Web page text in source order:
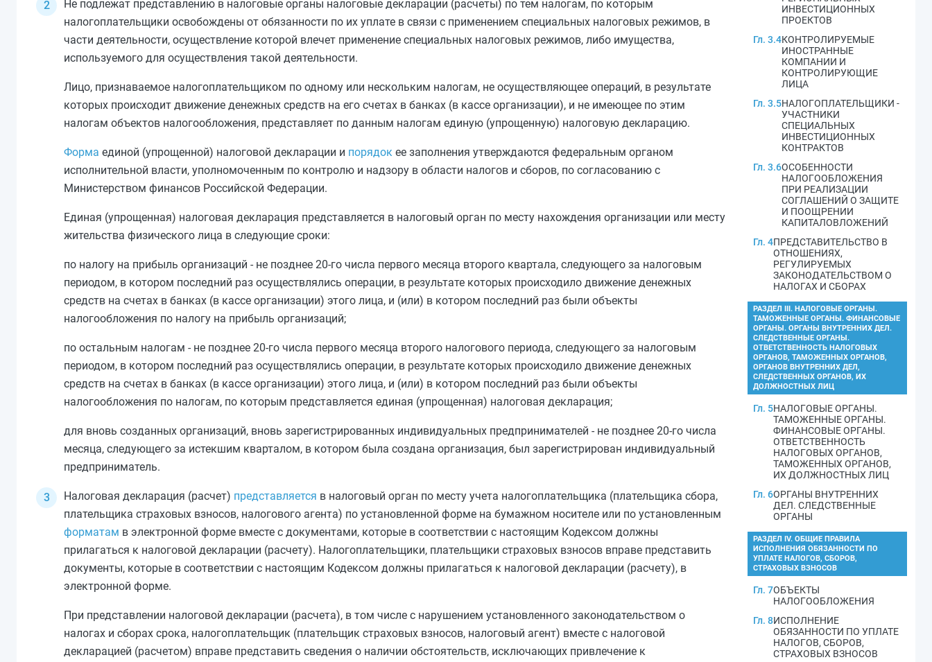
Не подлежат представлению в налоговые органы налоговые декларации (расчеты) по тем налогам, по которым
налогоплательщики освобождены от обязанности по их уплате в связи с применением специальных налоговых режимов, в
части деятельности, осуществление которой влечет применение специальных налоговых режимов, либо имущества,
используемого для осуществления такой деятельности.
Лицо, признаваемое налогоплательщиком по одному или нескольким налогам, не осуществляющее операций, в результате
которых происходит движение денежных средств на его счетах в банках (в кассе организации), и не имеющее по этим
налогам объектов налогообложения, представляет по данным налогам единую (упрощенную) налоговую декларацию.
Форма единой (упрощенной) налоговой декларации и порядок ее заполнения утверждаются федеральным органом
исполнительной власти, уполномоченным по контролю и надзору в области налогов и сборов, по согласованию с
Министерством финансов Российской Федерации.
Единая (упрощенная) налоговая декларация представляется в налоговый орган по месту нахождения организации или месту
жительства физического лица в следующие сроки:
по налогу на прибыль организаций - не позднее 20-го числа первого месяца второго квартала, следующего за налоговым
периодом, в котором последний раз осуществлялись операции, в результате которых происходило движение денежных
средств на счетах в банках (в кассе организации) этого лица, и (или) в котором последний раз были объекты
налогообложения по налогу на прибыль организаций;
по остальным налогам - не позднее 20-го числа первого месяца второго налогового периода, следующего за налоговым
периодом, в котором последний раз осуществлялись операции, в результате которых происходило движение денежных
средств на счетах в банках (в кассе организации) этого лица, и (или) в котором последний раз были объекты
налогообложения по налогам, по которым представляется единая (упрощенная) налоговая декларация;
для вновь созданных организаций, вновь зарегистрированных индивидуальных предпринимателей - не позднее 20-го числа
месяца, следующего за истекшим кварталом, в котором была создана организация, был зарегистрирован индивидуальный
предприниматель.
Налоговая декларация (расчет) представляется в налоговый орган по месту учета налогоплательщика (плательщика сбора,
плательщика страховых взносов, налогового агента) по установленной форме на бумажном носителе или по установленным
форматам в электронной форме вместе с документами, которые в соответствии с настоящим Кодексом должны
прилагаться к налоговой декларации (расчету). Налогоплательщики, плательщики страховых взносов вправе представить
документы, которые в соответствии с настоящим Кодексом должны прилагаться к налоговой декларации (расчету), в
электронной форме.
При представлении налоговой декларации (расчета), в том числе с нарушением установленного законодательством о
налогах и сборах срока, налогоплательщик (плательщик страховых взносов, налоговый агент) вместе с налоговой
декларацией (расчетом) вправе представить сведения о наличии обстоятельств, исключающих привлечение к
ИНВЕСТИЦИОННЫХ
ПРОЕКТОВ
Гл. 3.4КОНТРОЛИРУЕМЫЕ
ИНОСТРАННЫЕ
КОМПАНИИ И
КОНТРОЛИРУЮЩИЕ
ЛИЦА
Гл. 3.5НАЛОГОПЛАТЕЛЬЩИКИ -
УЧАСТНИКИ
СПЕЦИАЛЬНЫХ
ИНВЕСТИЦИОННЫХ
КОНТРАКТОВ
Гл. 3.6ОСОБЕННОСТИ
НАЛОГООБЛОЖЕНИЯ
ПРИ РЕАЛИЗАЦИИ
СОГЛАШЕНИЙ О ЗАЩИТЕ
И ПООЩРЕНИИ
КАПИТАЛОВЛОЖЕНИЙ
Гл. 4ПРЕДСТАВИТЕЛЬСТВО В
ОТНОШЕНИЯХ,
РЕГУЛИРУЕМЫХ
ЗАКОНОДАТЕЛЬСТВОМ О
НАЛОГАХ И СБОРАХ
РАЗДЕЛ III. НАЛОГОВЫЕ ОРГАНЫ.
ТАМОЖЕННЫЕ ОРГАНЫ. ФИНАНСОВЫЕ
ОРГАНЫ. ОРГАНЫ ВНУТРЕННИХ ДЕЛ.
СЛЕДСТВЕННЫЕ ОРГАНЫ.
ОТВЕТСТВЕННОСТЬ НАЛОГОВЫХ
ОРГАНОВ, ТАМОЖЕННЫХ ОРГАНОВ,
ОРГАНОВ ВНУТРЕННИХ ДЕЛ,
СЛЕДСТВЕННЫХ ОРГАНОВ, ИХ
ДОЛЖНОСТНЫХ ЛИЦ
Гл. 5НАЛОГОВЫЕ ОРГАНЫ.
ТАМОЖЕННЫЕ ОРГАНЫ.
ФИНАНСОВЫЕ ОРГАНЫ.
ОТВЕТСТВЕННОСТЬ
НАЛОГОВЫХ ОРГАНОВ,
ТАМОЖЕННЫХ ОРГАНОВ,
ИХ ДОЛЖНОСТНЫХ ЛИЦ
Гл. 6ОРГАНЫ ВНУТРЕННИХ
ДЕЛ. СЛЕДСТВЕННЫЕ
ОРГАНЫ
РАЗДЕЛ IV. ОБЩИЕ ПРАВИЛА
ИСПОЛНЕНИЯ ОБЯЗАННОСТИ ПО
УПЛАТЕ НАЛОГОВ, СБОРОВ,
СТРАХОВЫХ ВЗНОСОВ
Гл. 7ОБЪЕКТЫ
НАЛОГООБЛОЖЕНИЯ
Гл. 8ИСПОЛНЕНИЕ
ОБЯЗАННОСТИ ПО УПЛАТЕ
НАЛОГОВ, СБОРОВ,
СТРАХОВЫХ ВЗНОСОВ